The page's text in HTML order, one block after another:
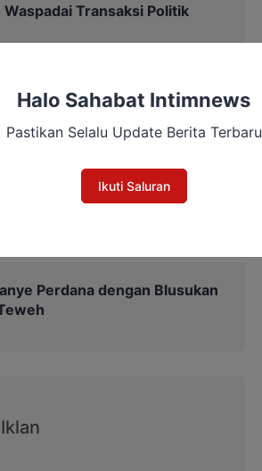
Transaksi Politik
Perdana dengan Blusukan
Halo Sahabat Intimnews
Pastikan Selalu Update Berita Terbaru
Ikuti Saluran